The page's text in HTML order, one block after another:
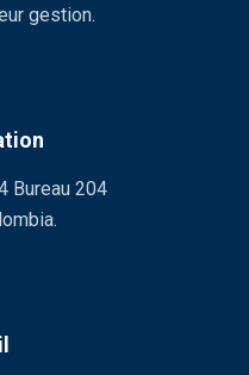
gestion.
Bureau 204